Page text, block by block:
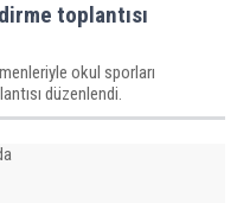
toplantısı
okul sporları
düzenlendi.